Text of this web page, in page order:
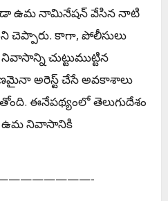
ఉమ నామినేషన్ వేసిన నాటి
చెప్పారు. కాగా, పోలీసులు
చుట్టుముట్టిన
అరెస్ట్ చేసే అవ‌కాశాలు
ఈనేప‌థ్యంలో తెలుగుదేశం
ఉమ నివాసానికి